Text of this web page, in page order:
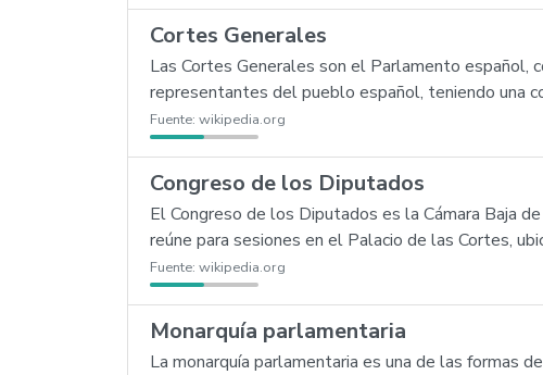
Cortes Generales
Las Cortes Generales son el Parlamento español,
representantes del pueblo español, teniendo una
Fuente: wikipedia.org
Congreso de los Diputados
El Congreso de los Diputados es la Cámara Baja
reúne para sesiones en el Palacio de las Cortes,
Fuente: wikipedia.org
Monarquía parlamentaria
La monarquía parlamentaria es una de las formas